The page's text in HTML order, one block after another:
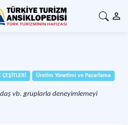
Üretim Yönetimi ve Pazarlama
vb. gruplarla deneyimlemeyi